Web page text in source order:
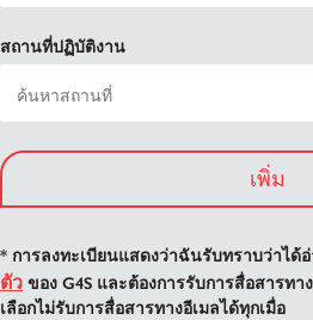
สถานที่ปฏิบัติงาน
เพิ่ม
* การลงทะเบียนแสดงว่าฉันรับทราบว่าได้
ตัว ของ G4S และต้องการรับการสื่อสารท
เลือกไม่รับการสื่อสารทางอีเมลได้ทุกเมื่อ